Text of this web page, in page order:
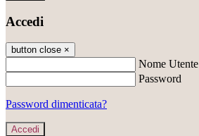
Accedi
button close ×
Nome Utente
Password
Password dimenticata?